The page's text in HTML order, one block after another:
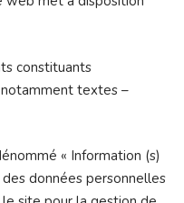
constituants
notamment textes –
« Information (s)
données personnelles